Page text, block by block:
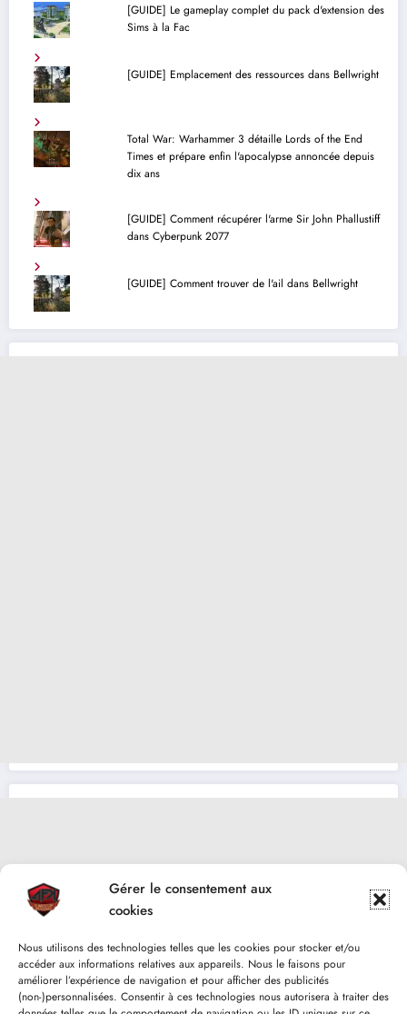
Gérer le consentement aux
cookies
Nous utilisons des technologies telles que les cookies pour stocker et/ou
accéder aux informations relatives aux appareils. Nous le faisons pour
améliorer l’expérience de navigation et pour afficher des publicités
(non-)personnalisées. Consentir à ces technologies nous autorisera à traiter des
[GUIDE] Le gameplay complet du pack d'extension des
Sims à la Fac
[GUIDE] Emplacement des ressources dans Bellwright
Total War: Warhammer 3 détaille Lords of the End
Times et prépare enfin l'apocalypse annoncée depuis
dix ans
[GUIDE] Comment récupérer l'arme Sir John Phallustiff
dans Cyberpunk 2077
[GUIDE] Comment trouver de l'ail dans Bellwright